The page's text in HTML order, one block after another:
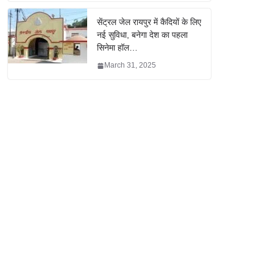
सेंट्रल जेल रायपुर में कैदियों के लिए
नई सुविधा, बनेगा देश का पहला
सिनेमा हॉल…
March 31, 2025